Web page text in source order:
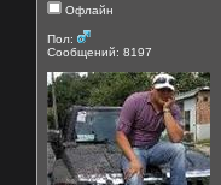
Офлайн
Пол:
Сообщений: 8197